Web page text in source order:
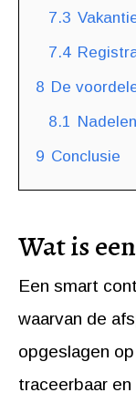
7.3
7.4
8 De
8.1
Nadelen
9 Conclusie
Wat is
Een smart
waarvan de
opgeslagen
traceerbaar